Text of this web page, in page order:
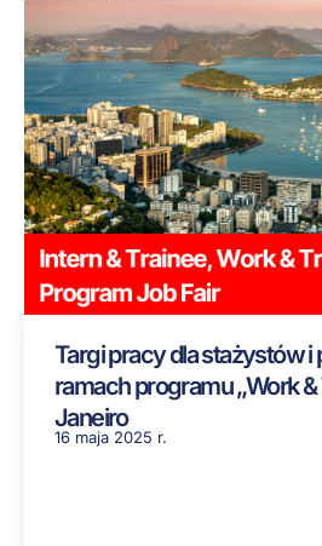
Targi pracy dla stażystów
ramach programu „Work &
Janeiro
16 maja 2025 r.